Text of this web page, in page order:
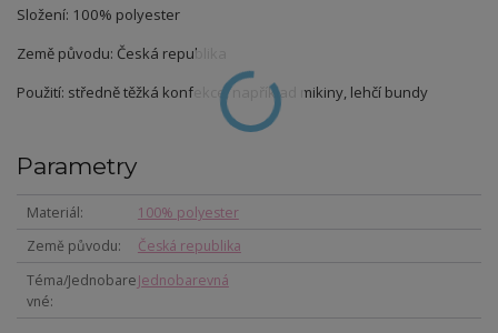
Složení: 100% polyester
Země původu: Česká republika
Použití: středně těžká konfekce, například mikiny, lehčí bundy
Parametry
Materiál
100% polyester
Země původu
Česká republika
Téma/Jednobare
vné
Jednobarevná